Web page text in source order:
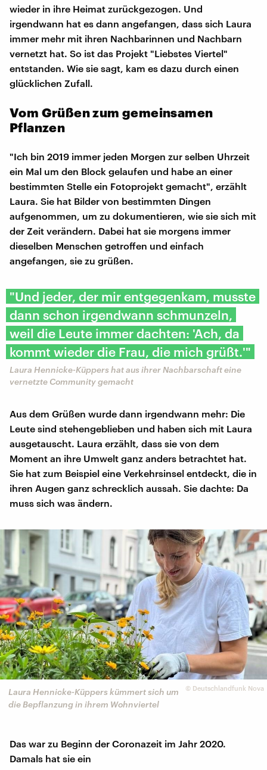
wieder in ihre Heimat zurückgezogen. Und
irgendwann hat es dann angefangen, dass sich Laura
immer mehr mit ihren Nachbarinnen und Nachbarn
vernetzt hat. So ist das Projekt "Liebstes Viertel"
entstanden. Wie sie sagt, kam es dazu durch einen
glücklichen Zufall.
Vom Grüßen zum gemeinsamen
Pflanzen
"Ich bin 2019 immer jeden Morgen zur selben Uhrzeit
ein Mal um den Block gelaufen und habe an einer
bestimmten Stelle ein Fotoprojekt gemacht", erzählt
Laura. Sie hat Bilder von bestimmten Dingen
aufgenommen, um zu dokumentieren, wie sie sich mit
der Zeit verändern. Dabei hat sie morgens immer
dieselben Menschen getroffen und einfach
angefangen, sie zu grüßen.
"Und jeder, der mir entgegenkam, musste
dann schon irgendwann schmunzeln,
weil die Leute immer dachten: 'Ach, da
kommt wieder die Frau, die mich grüßt.'"
Laura Hennicke-Küppers hat aus ihrer Nachbarschaft eine
vernetzte Community gemacht
Aus dem Grüßen wurde dann irgendwann mehr: Die
Leute sind stehengeblieben und haben sich mit Laura
ausgetauscht. Laura erzählt, dass sie von dem
Moment an ihre Umwelt ganz anders betrachtet hat.
Sie hat zum Beispiel eine Verkehrsinsel entdeckt, die in
ihren Augen ganz schrecklich aussah. Sie dachte: Da
muss sich was ändern.
© Deutschlandfunk Nova
Laura Hennicke-Küppers kümmert sich um
die Bepflanzung in ihrem Wohnviertel
Das war zu Beginn der Coronazeit im Jahr 2020.
Damals hat sie ein